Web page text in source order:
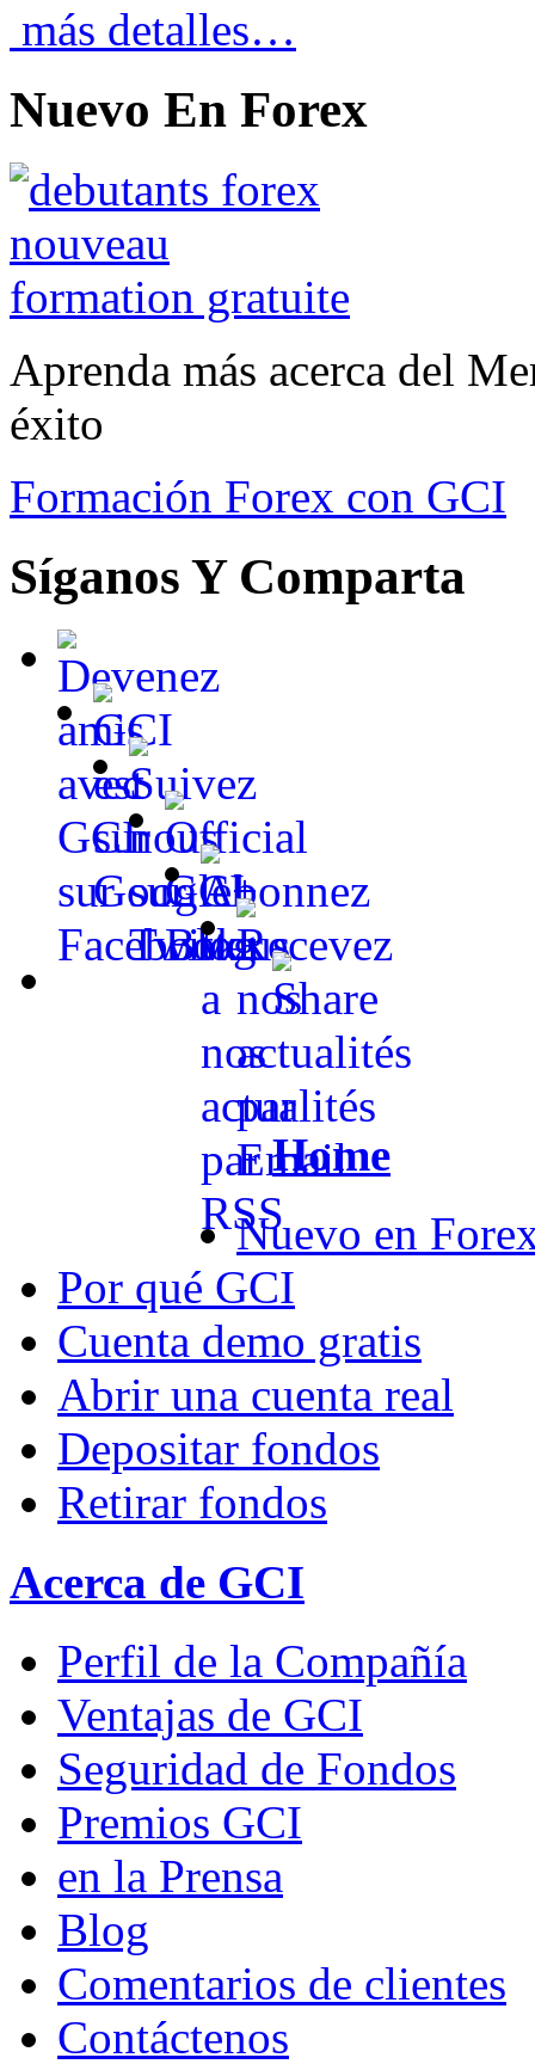
más detalles…
Nuevo En Forex
Aprenda más acerca del
éxito
Formación Forex con GCI
Síganos Y Comparta
Home
Nuevo en
Por qué GCI
Cuenta demo gratis
Abrir una cuenta real
Depositar fondos
Retirar fondos
Acerca de GCI
Perfil de la Compañía
Ventajas de GCI
Seguridad de Fondos
Premios GCI
en la Prensa
Blog
Comentarios de clientes
Contáctenos